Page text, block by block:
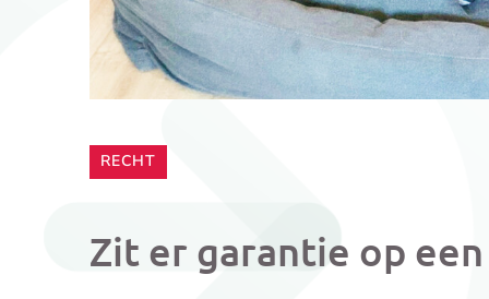
CATEGORIE:
RECHT
Zit er garantie op